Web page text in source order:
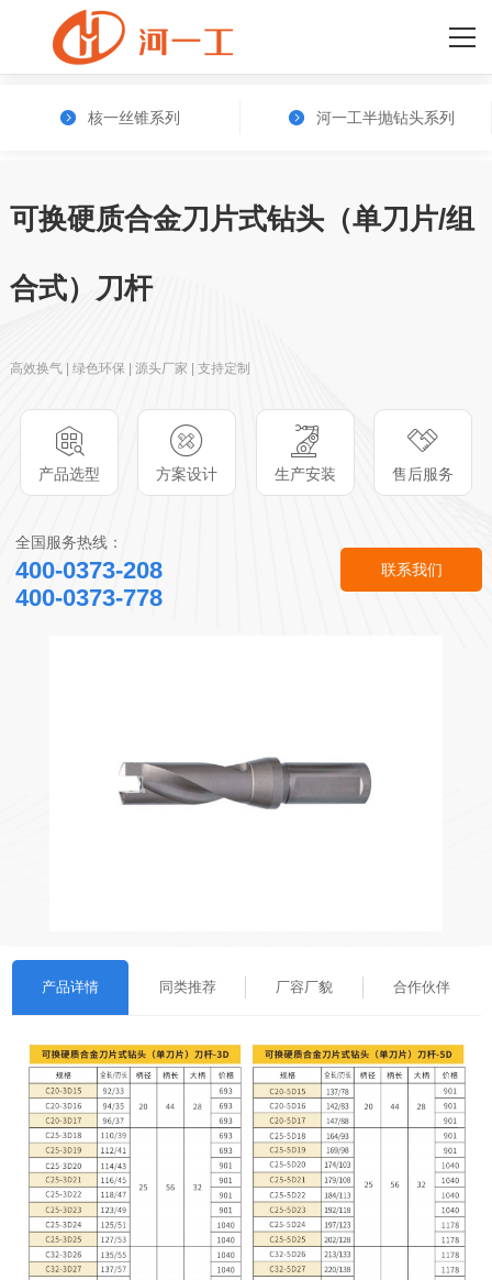
网站首页
人才招聘
联系我们
核一丝锥系列 河一工半抛钻头系列
可换硬质合金刀片式钻头（单刀片/组
合式）刀杆
高效换气 | 绿色环保 | 源头厂家 | 支持定制
产品选型 方案设计 生产安装 售后服务
全国服务热线：
400-0373-208
400-0373-778
联系我们
产品详情 同类推荐 厂容厂貌 合作伙伴